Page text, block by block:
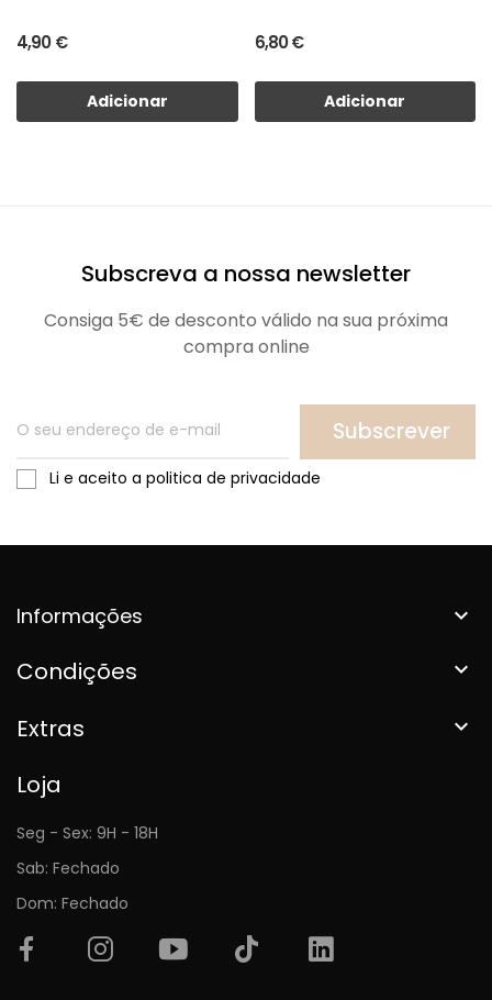
4,90 €
Adicionar
6,80 €
Adicionar
Subscreva a nossa newsletter
Consiga 5€ de desconto válido na sua próxima
compra online
Subscrever
Li e aceito a politica de privacidade
Informações 
Condições 
Extras 
Loja
Seg - Sex: 9H - 18H
Sab: Fechado
Dom: Fechado